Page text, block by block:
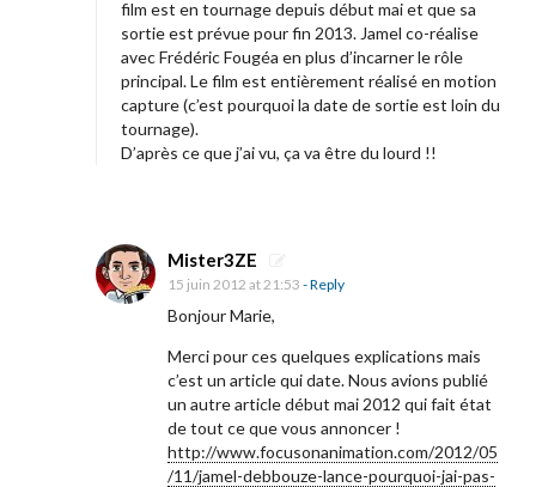
2
0
1
3
?
film est en tournage depuis début mai et que sa
sortie est prévue pour fin 2013. Jamel co-réalise
avec Frédéric Fougéa en plus d’incarner le rôle
principal. Le film est entièrement réalisé en motion
capture (c’est pourquoi la date de sortie est loin du
tournage).
D’après ce que j’ai vu, ça va être du lourd !!
Mister3ZE
15 juin 2012 at 21:53 - Reply
Bonjour Marie,
Merci pour ces quelques explications mais
c’est un article qui date. Nous avions publié
un autre article début mai 2012 qui fait état
de tout ce que vous annoncer !
http://www.focusonanimation.com/2012/05
/11/jamel-debbouze-lance-pourquoi-jai-pas-